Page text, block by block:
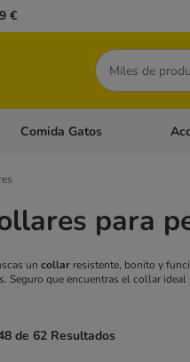
€
Buscar
Perros
Menú de categoria abierto:
Comida Gatos
para
un collar resistente, bonito y
Seguro que encuentras el collar ideal
de 62 Resultados